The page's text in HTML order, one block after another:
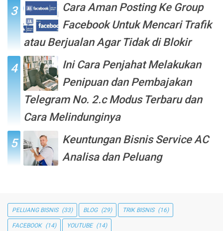
Cara Aman Posting Ke Group
Facebook Untuk Mencari Trafik
atau Berjualan Agar Tidak di Blokir
Ini Cara Penjahat Melakukan
Penipuan dan Pembajakan
Telegram No. 2.c Modus Terbaru dan
Cara Melindunginya
Keuntungan Bisnis Service AC
Analisa dan Peluang
PELUANG BISNIS (33) BLOG (29) TRIK BISNIS (16)
FACEBOOK (14) YOUTUBE (14)